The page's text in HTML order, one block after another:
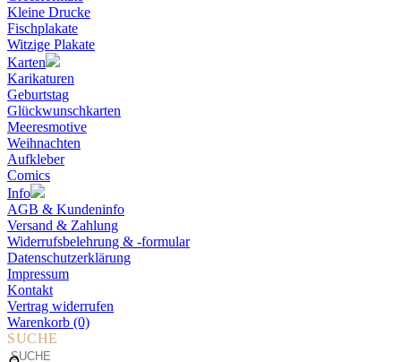
Kleine Drucke
Fischplakate
Witzige Plakate
Karten
Karikaturen
Geburtstag
Glückwunschkarten
Meeresmotive
Weihnachten
Aufkleber
Comics
Info
AGB & Kundeninfo
Versand & Zahlung
Widerrufsbelehrung & -formular
Datenschutzerklärung
Impressum
Kontakt
Vertrag widerrufen
Warenkorb (0)
SUCHE